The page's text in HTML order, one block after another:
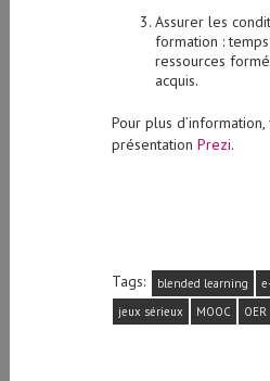
Assurer les
formation :
ressources
acquis.
Pour plus
présentation Prezi.
Tags: blended learning
jeux sérieux
MOOC OER